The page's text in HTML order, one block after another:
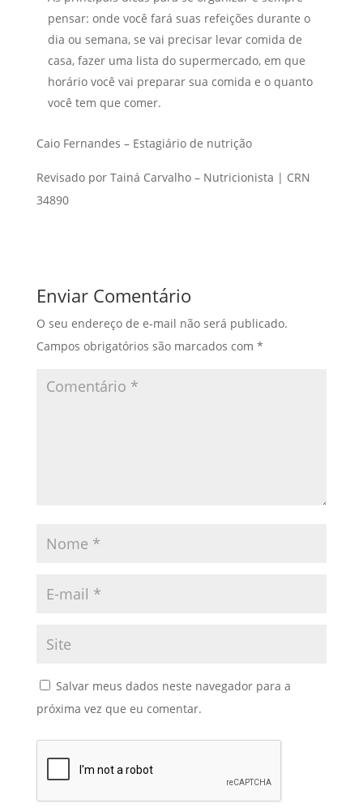
pensar: onde você fará suas refeições durante o
dia ou semana, se vai precisar levar comida de
casa, fazer uma lista do supermercado, em que
horário você vai preparar sua comida e o quanto
você tem que comer.
Caio Fernandes – Estagiário de nutrição
Revisado por Tainá Carvalho – Nutricionista | CRN
34890
Enviar Comentário
O seu endereço de e-mail não será publicado.
Campos obrigatórios são marcados com *
Salvar meus dados neste navegador para a
próxima vez que eu comentar.